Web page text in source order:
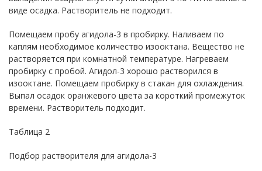
виде осадка. Растворитель не подходит.
Помещаем пробу агидола-3 в пробирку. Наливаем по
каплям необходимое количество изооктана. Вещество не
растворяется при комнатной температуре. Нагреваем
пробирку с пробой. Агидол-3 хорошо растворился в
изооктане. Помещаем пробирку в стакан для охлаждения.
Выпал осадок оранжевого цвета за короткий промежуток
времени. Растворитель подходит.
Таблица 2
Подбор растворителя для агидола-3